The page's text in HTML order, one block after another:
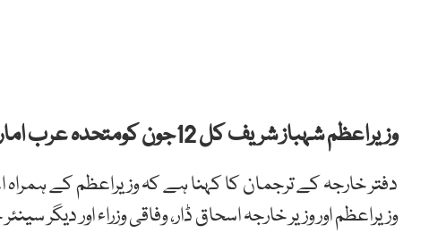
وزیراعظم شہباز شریف کل 12جون کومتحدہ عرب امارات کا سرکاری دورہ کریں گے۔
دفتر خارجہ کے ترجمان کا کہنا ہے کہ وزیراعظم کے
وزیراعظم اور وزیر خارجہ اسحاق ڈار، وفاقی وزراء اور دیگر